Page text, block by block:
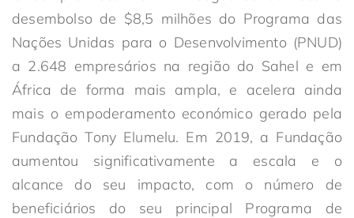
desembolso de $8,5 milhões do Programa das
Nações Unidas para o Desenvolvimento (PNUD)
a 2.648 empresários na região do Sahel e em
África de forma mais ampla, e acelera ainda
mais o empoderamento económico gerado pela
Fundação Tony Elumelu. Em 2019, a Fundação
aumentou significativamente a escala e o
alcance do seu impacto, com o número de
beneficiários do seu principal Programa de